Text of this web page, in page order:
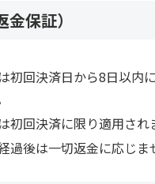
保証）
初回決済日から8日以内
初回決済に限り適用され
過後は一切返金に応じま